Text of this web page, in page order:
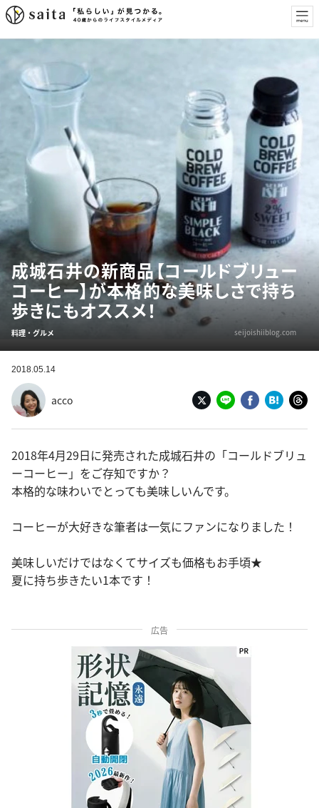
成城石井の新商品【コールドブリュー
コーヒー】が本格的な美味しさで持ち
歩きにもオススメ！
料理・グルメ seijoishiiblog.com
2018.05.14
acco
2018年4月29日に発売された成城石井の「コールドブリュ
ーコーヒー」をご存知ですか？
本格的な味わいでとっても美味しいんです。
コーヒーが大好きな筆者は一気にファンになりました！
美味しいだけではなくてサイズも価格もお手頃★
夏に持ち歩きたい1本です！
広告